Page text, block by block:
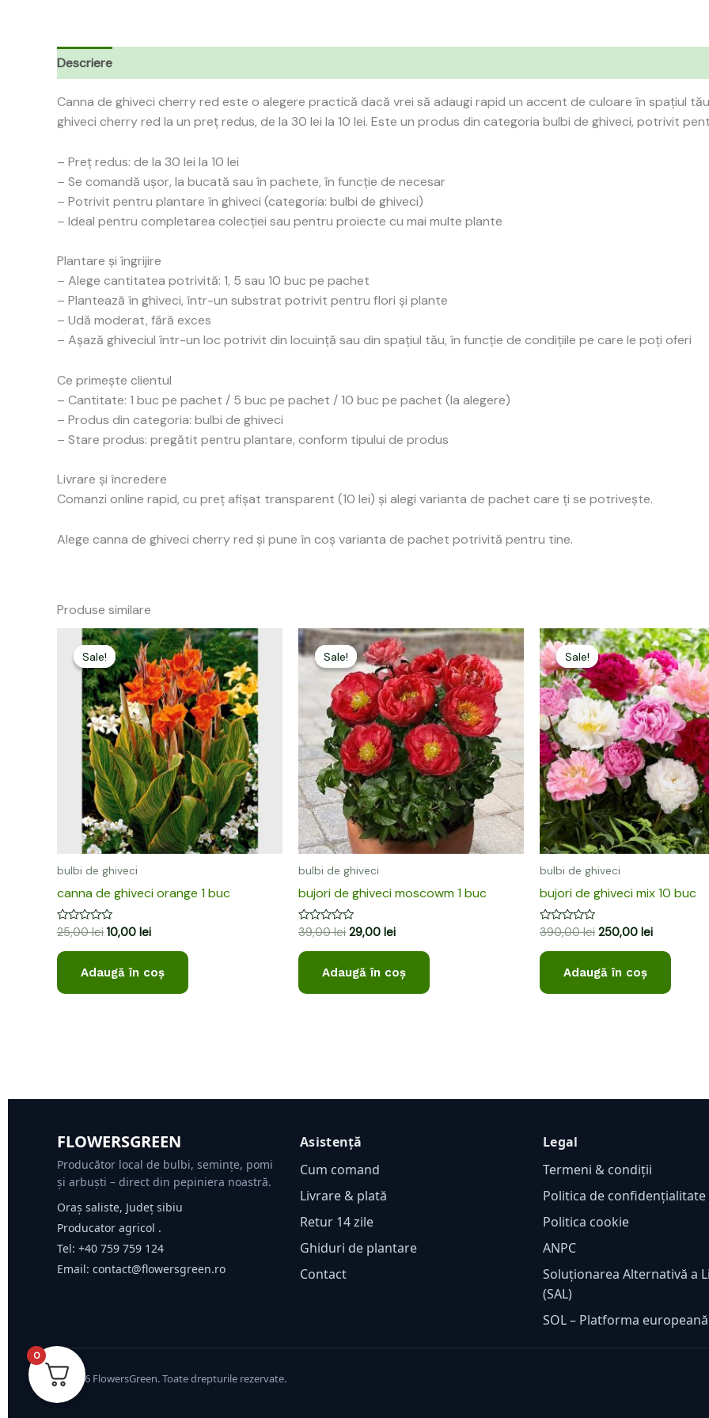
Descriere
Canna de ghiveci cherry red este o alegere practică dacă vrei să adaugi rapid un accent de culoare în spațiul
ghiveci cherry red la un preț redus, de la 30 lei la 10 lei. Este un produs din categoria bulbi de ghiveci, potrivit
– Preț redus: de la 30 lei la 10 lei
– Se comandă ușor, la bucată sau în pachete, în funcție de necesar
– Potrivit pentru plantare în ghiveci (categoria: bulbi de ghiveci)
– Ideal pentru completarea colecției sau pentru proiecte cu mai multe plante
Plantare și îngrijire
– Alege cantitatea potrivită: 1, 5 sau 10 buc pe pachet
– Plantează în ghiveci, într-un substrat potrivit pentru flori și plante
– Udă moderat, fără exces
– Așază ghiveciul într-un loc potrivit din locuință sau din spațiul tău, în funcție de condițiile pe care le poți oferi
Ce primește clientul
– Cantitate: 1 buc pe pachet / 5 buc pe pachet / 10 buc pe pachet (la alegere)
– Produs din categoria: bulbi de ghiveci
– Stare produs: pregătit pentru plantare, conform tipului de produs
Livrare și încredere
Comanzi online rapid, cu preț afișat transparent (10 lei) și alegi varianta de pachet care ți se potrivește.
Alege canna de ghiveci cherry red și pune în coș varianta de pachet potrivită pentru tine.
Produse similare
Sale!
Sale!
bulbi de ghiveci
canna de ghiveci orange 1 buc
Evaluat
0
din
25,00lei
Prețul
inițial
a
fost:
25,00 lei.
10,00 lei
Prețul
curent
este:
10,00 lei.
Adaugă în coș
Sale!
Sale!
bulbi de ghiveci
bujori de ghiveci moscowm 1 buc
Evaluat
0
din
39,00lei
Prețul
inițial
a
fost:
39,00 lei.
29,00 lei
Prețul
curent
este:
29,00 lei.
Adaugă în coș
Sale!
Sale!
bulbi de ghiveci
bujori de ghiveci mix 10 buc
Evaluat
0
din
390,00lei
Prețul
inițial
a
fost:
390,00 lei.
250,00 lei
Prețul
curent
este:
250,00 lei.
Adaugă în coș
FLOWERSGREEN
Producător local de bulbi, semințe, pomi
și arbuști – direct din pepiniera noastră.
Oraș saliste, Județ sibiu
Producator agricol .
Tel: +40 759 759 124
Email: contact@flowersgreen.ro
Asistență
Cum comand
Livrare & plată
Retur 14 zile
Ghiduri de plantare
Contact
Legal
Termeni & condiții
Politica de confidențialitate
Politica cookie
ANPC
Soluționarea Alternativă a
(SAL)
SOL – Platforma
© 2026 FlowersGreen. Toate drepturile rezervate.
0